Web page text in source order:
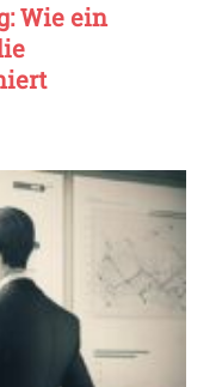
Wie ein